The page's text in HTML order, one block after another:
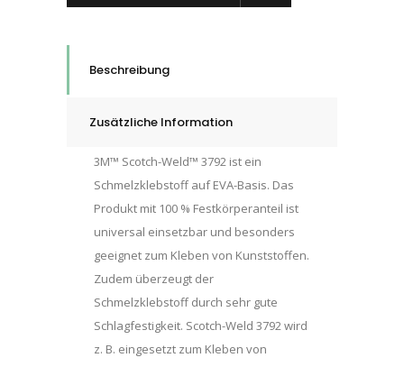
quantity
Beschreibung
Zusätzliche Information
3M™ Scotch-Weld™ 3792 ist ein
Schmelzklebstoff auf EVA-Basis. Das
Produkt mit 100 % Festkörperanteil ist
universal einsetzbar und besonders
geeignet zum Kleben von Kunststoffen.
Zudem überzeugt der
Schmelzklebstoff durch sehr gute
Schlagfestigkeit. Scotch-Weld 3792 wird
z. B. eingesetzt zum Kleben von